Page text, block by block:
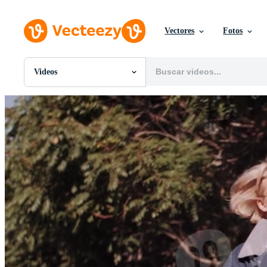
Vectores Fotos
Videos
Todas Imágenes
Fotos
PNGs
PSDs
SVGs
Plantillas
Vectores
Videos
Gráficos en Movimiento
Imágenes Editoriales
Eventos Editoriales